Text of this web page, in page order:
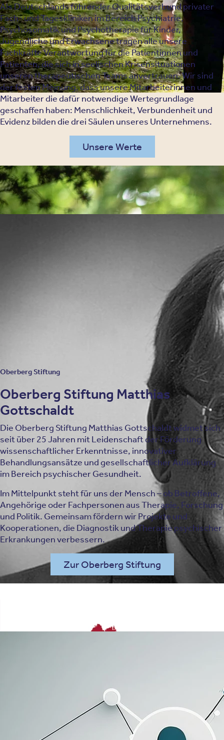
Als Deutschlands führender Qualitätsverbund privater
Fach- und Tageskliniken im Bereich Psychiatrie,
Psychosomatik und Psychotherapie für Kinder,
Jugendliche und Erwachsene tragen alle unsere
Fachkräfte Verantwortung für die Patientinnen und
Patienten, die sich in seelischen Krisensituationen
unseren therapeutischen Teams anvertrauen. Wir sind
der festen Meinung, dass unsere Mitarbeiterinnen und
Mitarbeiter die dafür notwendige Wertegrundlage
geschaffen haben: Menschlichkeit, Verbundenheit und
Evidenz bilden die drei Säulen unseres Unternehmens.
Unsere Werte
Gottschaldt, warb für einen offeneren Umgang mit
seelischen Störungen und psychischen Erkrankungen.
Die Oberberg Fachkliniken hat er auch aus persönlicher
Oberberg Stiftung
Oberberg Stiftung Matthias
Gottschaldt
Die Oberberg Stiftung Matthias Gottschaldt widmet sich
seit über 25 Jahren mit Leidenschaft der Förderung
wissenschaftlicher Erkenntnisse, innovativer
Behandlungsansätze und gesellschaftlicher Aufklärung
im Bereich psychischer Gesundheit.
Im Mittelpunkt steht für uns der Mensch – ob Betroffene,
Angehörige oder Fachpersonen aus Therapie, Forschung
und Politik. Gemeinsam fördern wir Projekte und
Kooperationen, die Diagnostik und Therapie psychischer
Erkrankungen verbessern.
Zur Oberberg Stiftung
Die Ausrichtung von Oberberg auf Kooperation,
Marktumfeld und Wertschöpfung wird die
Zukunftsfähigkeit auch mit sich stetig ändernden
Rahmenbedingungen sichern.